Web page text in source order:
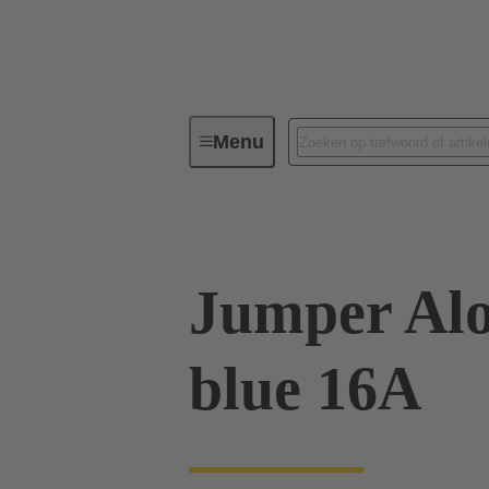
MenuIndustriële connectoren/Han®
Jumper
blue 16A